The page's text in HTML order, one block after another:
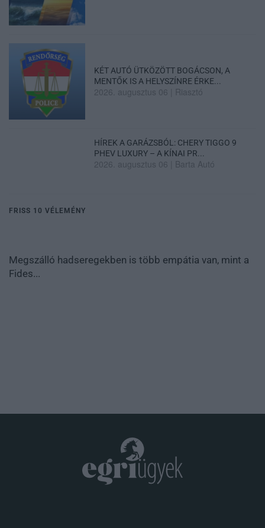
KÉT AUTÓ ÜTKÖZÖTT BOGÁCSON, A
MENTŐK IS A HELYSZÍNRE ÉRKE...
2026. augusztus 06 Riasztó
HÍREK A GARÁZSBÓL: CHERY TIGGO 9
PHEV LUXURY – A KÍNAI PR...
2026. augusztus 06 Barta Autó
FRISS 10 VÉLEMÉNY
Megszálló hadseregekben is több empátia van, mint a
Fides...